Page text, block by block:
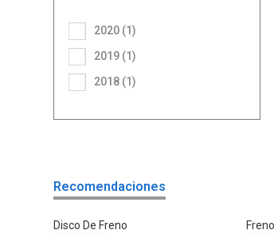
2018 (1)
2019 (1)
2020 (1)
Recomendaciones
Disco De Freno